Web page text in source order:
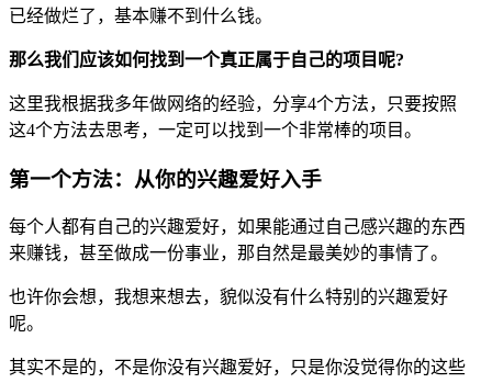
已经做烂了，基本赚不到什么钱。
那么我们应该如何找到一个真正属于自己的项目呢?
这里我根据我多年做网络的经验，分享4个方法，只要按照
这4个方法去思考，一定可以找到一个非常棒的项目。
第一个方法：从你的兴趣爱好入手
每个人都有自己的兴趣爱好，如果能通过自己感兴趣的东西
来赚钱，甚至做成一份事业，那自然是最美妙的事情了。
也许你会想，我想来想去，貌似没有什么特别的兴趣爱好
呢。
其实不是的，不是你没有兴趣爱好，只是你没觉得你的这些